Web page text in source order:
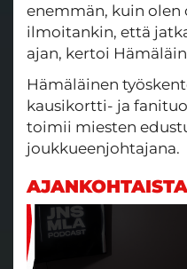
enemmän, kuin olen
ilmoitankin, että
ajan, kertoi
Hämäläinen
kausikortti- ja
toimii miesten
joukkueenjohtajana.
AJANKOHTAISTA